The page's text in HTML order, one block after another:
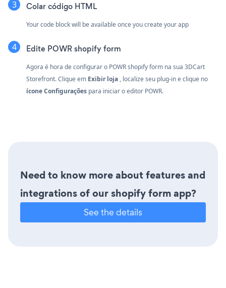
Colar código HTML
Your code block will be available once you create your app
Edite POWR shopify form
Agora é hora de configurar o POWR shopify form na sua 3DCart
Storefront. Clique em Exibir loja , localize seu plug-in e clique no
ícone Configurações para iniciar o editor POWR.
Need to know more about features and
integrations of our shopify form app?
See the details